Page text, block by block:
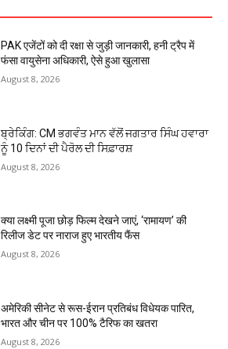
PAK एजेंटों को दी रक्षा से जुड़ी जानकारी, हनी ट्रैप में
फंसा वायुसेना अधिकारी, ऐसे हुआ खुलासा
August 8, 2026
ਬ੍ਰੇਕਿੰਗ: CM ਭਗਵੰਤ ਮਾਨ ਵੱਲੋਂ ਜਗਤਾਰ ਸਿੰਘ ਹਵਾਰਾ
ਨੂੰ 10 ਦਿਨਾਂ ਦੀ ਪੈਰੋਲ ਦੀ ਸਿਫ਼ਾਰਸ਼
August 8, 2026
क्या लक्ष्मी पूजा छोड़ फिल्म देखने जाएं, ‘रामायण’ की
रिलीज डेट पर नाराज हुए भारतीय फैंस
August 8, 2026
अमेरिकी सीनेट से रूस-ईरान प्रतिबंध विधेयक पारित,
भारत और चीन पर 100% टैरिफ का खतरा
August 8, 2026